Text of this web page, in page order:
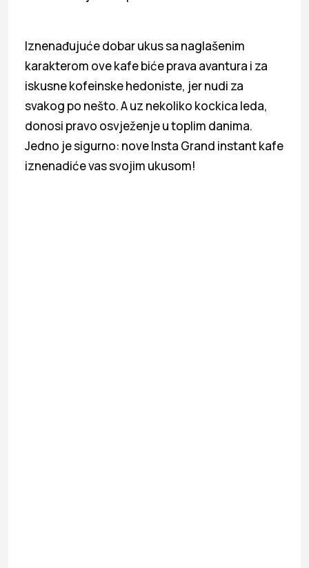
Iznenađujuće dobar ukus sa naglašenim
karakterom ove kafe biće prava avantura i za
iskusne kofeinske hedoniste, jer nudi za
svakog po nešto. A uz nekoliko kockica leda,
donosi pravo osvježenje u toplim danima.
Jedno je sigurno: nove Insta Grand instant kafe
iznenadiće vas svojim ukusom!